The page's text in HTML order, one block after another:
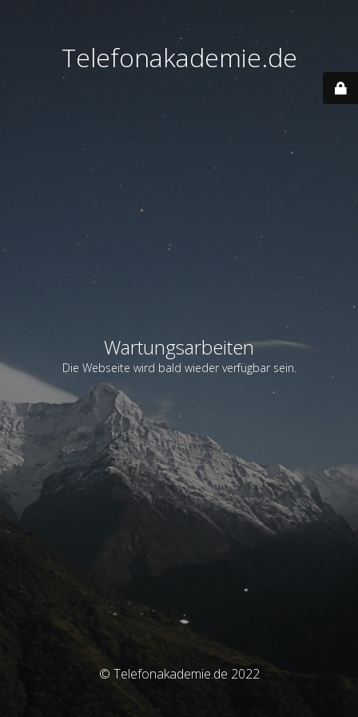
Telefonakademie.de
Wartungsarbeiten
Die Webseite wird bald wieder verfügbar sein.
© Telefonakademie.de 2022